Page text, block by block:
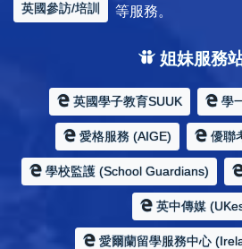
英國參訪/培訓 等服務。
姐妹服務
英國學子教育SUUK 學
愛格服務 (AIGE) 優聯
學校監護 (School Guardians)
英中傳媒
愛爾蘭留學服務中心